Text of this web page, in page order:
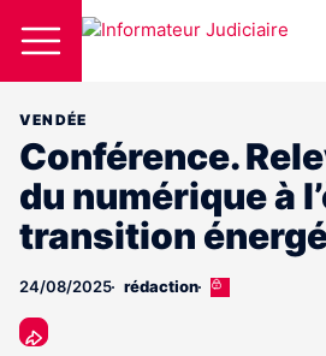
VENDÉE
Conférence.
du numérique à
transition
24/08/2025 rédaction
Cet